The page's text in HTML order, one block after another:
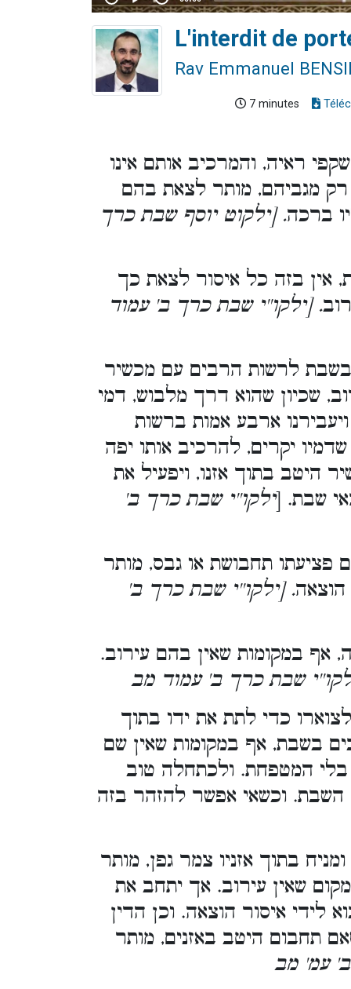
L'interdit de
Rav Emmanuel
7 minutes
ראיה, והמרכיב אותם אינו
מגביהם, מותר לצאת בהם
ברכה. [ילקוט יוסף שבת כרך
אין בזה כל איסור לצאת כך
. [ילקו''י שבת כרך ב' עמוד
לרשות הרבים עם מכשיר
שכיון שהוא דרך מלבוש, דמי
ארבע אמות ברשות
יקרים, להרכיב אותו יפה
היטב בתוך אזנו, ויפעיל את
שבת. [ילקו''י שבת כרך ב'
פציעתו תחבושת או גבס, מותר
. [ילקו''י שבת כרך ב'
אף במקומות שאין בהם עירוב.
שבת כרך ב' עמוד מב
כדי לתת את ידו בתוך
בשבת, אף במקומות שאין שם
בלי המטפחת. ולכתחלה טוב
השבת. וכשאי אפשר להזהר בזה
בתוך אזניו צמר גפן, מותר
שאין עירוב. אך יתחב את
לידי איסור הוצאה. וכן הדין
תחבום היטב באזנים, מותר
ב' עמ' מב